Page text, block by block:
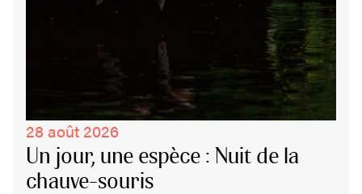
28 août 2026
Un jour, une espèce : Nuit de la
chauve-souris